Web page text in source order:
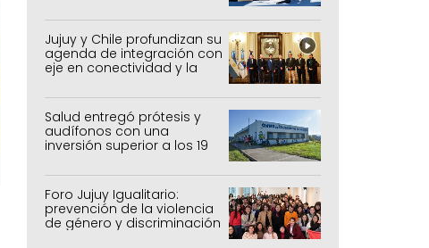
agrícolas, pecuarios y
forestal
Jujuy y Chile profundizan su
agenda de integración con
eje en conectividad y la
mejora del Paso de Jama
Salud entregó prótesis y
audífonos con una
inversión superior a los 19
millones de pesos
Foro Jujuy Igualitario:
prevención de la violencia
de género y discriminación